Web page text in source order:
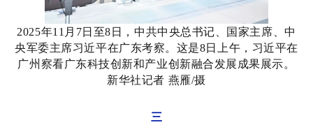
2025年11月7日至8日，中共中央总书记、国家主席、中
央军委主席习近平在广东考察。这是8日上午，习近平在
广州察看广东科技创新和产业创新融合发展成果展示。
新华社记者 燕雁/摄
三